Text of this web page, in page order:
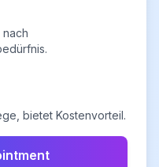
bietet Kostenvorteil.